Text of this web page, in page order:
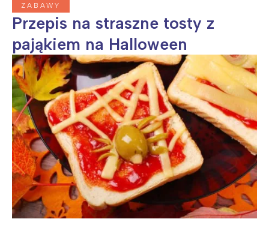
ZABAWY
Przepis na straszne tosty z
pająkiem na Halloween